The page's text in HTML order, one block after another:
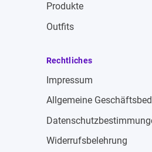
Produkte
Outfits
Rechtliches
Impressum
Allgemeine
Widerrufsbelehrung